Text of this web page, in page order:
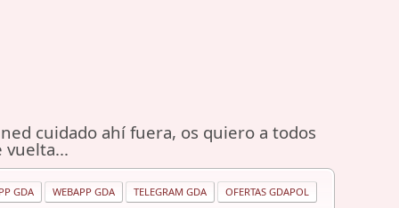
cuidado ahí fuera, os quiero a todos
vuelta...
GDA WEBAPP GDA TELEGRAM GDA OFERTAS GDAPOL